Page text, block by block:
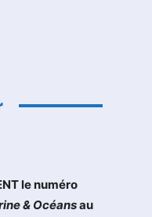
le numéro
& Océansau